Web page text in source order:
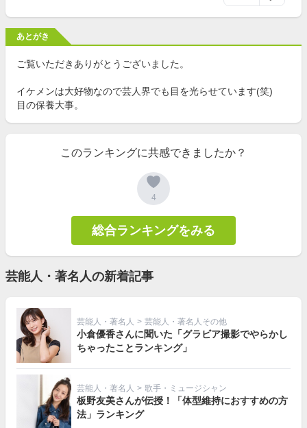
あとがき
ご覧いただきありがとうございました。
イケメンは大好物なので芸人界でも目を光らせています(笑)
目の保養大事。
このランキングに共感できましたか？
4
総合ランキングをみる
芸能人・著名人の新着記事
芸能人・著名人 > 芸能人・著名人その他
小倉優香さんに聞いた「グラビア撮影でやらかし
ちゃったことランキング」
芸能人・著名人 > 歌手・ミュージシャン
板野友美さんが伝授！「体型維持におすすめの方
法」ランキング